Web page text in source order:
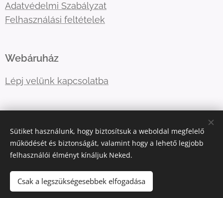
Adatvédelmi Szabályzat
Felhasználási feltételek
Webáruház
Lépj velünk kapcsolatba
primatormagyarorszag@gmail.com
Telefonszám:06202757966
Sütiket használunk, hogy biztosítsuk a weboldal megfelelő
működését és biztonságát, valamint hogy a lehető legjobb
felhasználói élményt kínáljuk Neked.
Csak a legszükségesebbek elfogadása